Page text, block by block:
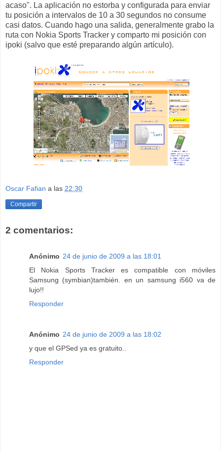
acaso". La aplicación no estorba y configurada para enviar
tu posición a intervalos de 10 a 30 segundos no consume
casi datos. Cuando hago una salida, generalmente grabo la
ruta con Nokia Sports Tracker y comparto mi posición con
ipoki (salvo que esté preparando algún artículo).
Oscar Fafian a las 22:30
Compartir
2 comentarios:
Anónimo 24 de junio de 2009 a las 18:01
El Nokia Sports Tracker es compatible con móviles
Samsung (symbian)también. en un samsung i560 va de
lujo!!
Responder
Anónimo 24 de junio de 2009 a las 18:02
y que el GPSed ya es gratuito..
Responder